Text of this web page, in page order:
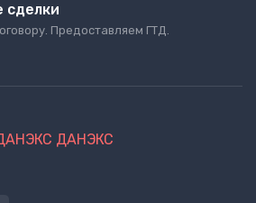
сделки
Предоставляем ГТД.
ДАНЭКС